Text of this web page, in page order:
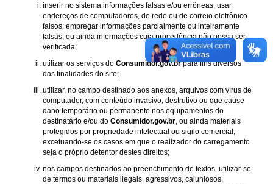
inserir no sistema informações falsas e/ou errôneas; usar
endereços de computadores, de rede ou de correio eletrônico
falsos; empregar informações parcialmente ou inteiramente
falsas, ou ainda informações cuja procedência não possa ser
verificada;
utilizar os serviços do Consumidor.gov.brpara fins diversos
das finalidades do site;
utilizar, no campo destinado aos anexos, arquivos com vírus de
computador, com conteúdo invasivo, destrutivo ou que cause
dano temporário ou permanente nos equipamentos do
destinatário e/ou do Consumidor.gov.br , ou ainda materiais
protegidos por propriedade intelectual ou sigilo comercial,
excetuando-se os casos em que o realizador do carregamento
seja o próprio detentor destes direitos;
nos campos destinados ao preenchimento de textos, utilizar-se
de termos ou materiais ilegais, agressivos, caluniosos,